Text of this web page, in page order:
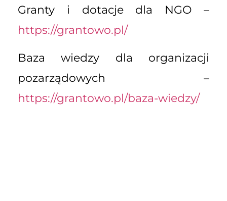
Granty i dotacje dla NGO –
https://grantowo.pl/
Baza wiedzy dla organizacji
pozarządowych –
https://grantowo.pl/baza-wiedzy/